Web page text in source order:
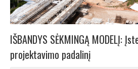
IŠBANDYS SĖKMINGĄ MODELĮ:
projektavimo padalinį